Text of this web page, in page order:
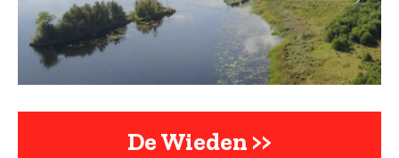
De Wieden >>